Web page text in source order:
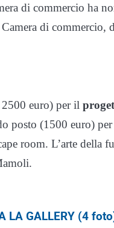
di commercio ha
di
euro) per il
posto (1500 euro) per
room. L’arte della
LA GALLERY (4